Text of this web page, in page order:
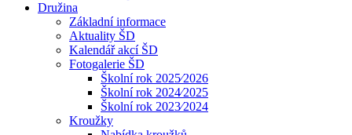
Družina
Základní informace
Aktuality ŠD
Kalendář akcí ŠD
Fotogalerie ŠD
Školní rok 2025⁄2026
Školní rok 2024⁄2025
Školní rok 2023⁄2024
Kroužky